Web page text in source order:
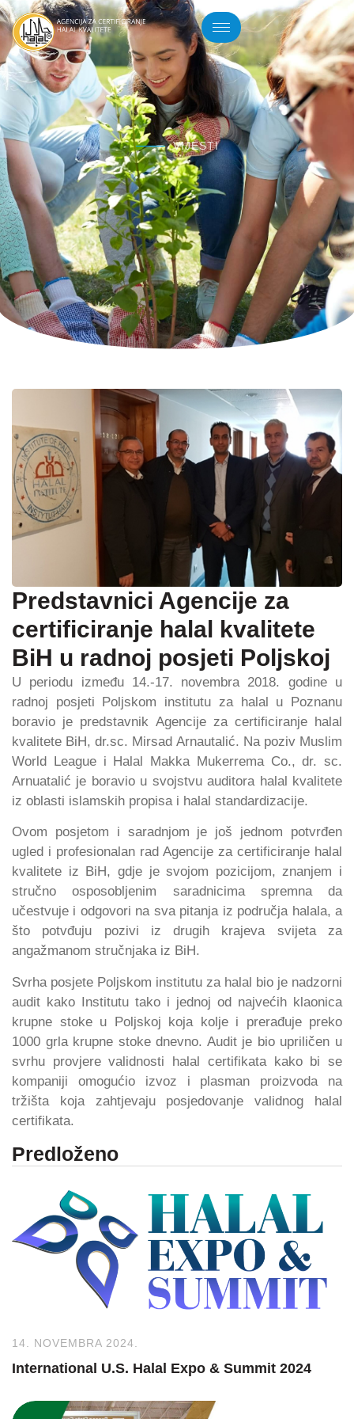
VIJESTI
Predstavnici Agencije za
certificiranje halal kvalitete
BiH u radnoj posjeti Poljskoj
U periodu između 14.-17. novembra 2018. godine u
radnoj posjeti Poljskom institutu za halal u Poznanu
boravio je predstavnik Agencije za certificiranje halal
kvalitete BiH, dr.sc. Mirsad Arnautalić. Na poziv Muslim
World League i Halal Makka Mukerrema Co., dr. sc.
Arnuatalić je boravio u svojstvu auditora halal kvalitete
iz oblasti islamskih propisa i halal standardizacije.
Ovom posjetom i saradnjom je još jednom potvrđen
ugled i profesionalan rad Agencije za certificiranje halal
kvalitete iz BiH, gdje je svojom pozicijom, znanjem i
stručno osposobljenim saradnicima spremna da
učestvuje i odgovori na sva pitanja iz područja halala, a
što potvđuju pozivi iz drugih krajeva svijeta za
angažmanom stručnjaka iz BiH.
Svrha posjete Poljskom institutu za halal bio je nadzorni
audit kako Institutu tako i jednoj od najvećih klaonica
krupne stoke u Poljskoj koja kolje i prerađuje preko
1000 grla krupne stoke dnevno. Audit je bio upriličen u
svrhu provjere validnosti halal certifikata kako bi se
kompaniji omogućio izvoz i plasman proizvoda na
tržišta koja zahtjevaju posjedovanje validnog halal
certifikata.
Predloženo
14. NOVEMBRA 2024.
International U.S. Halal Expo & Summit 2024